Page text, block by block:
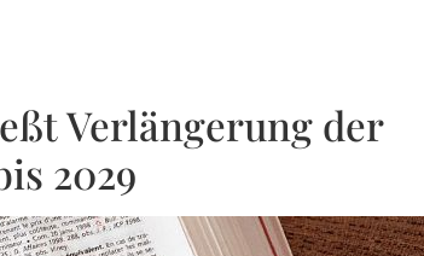
Verlängerung der
2029